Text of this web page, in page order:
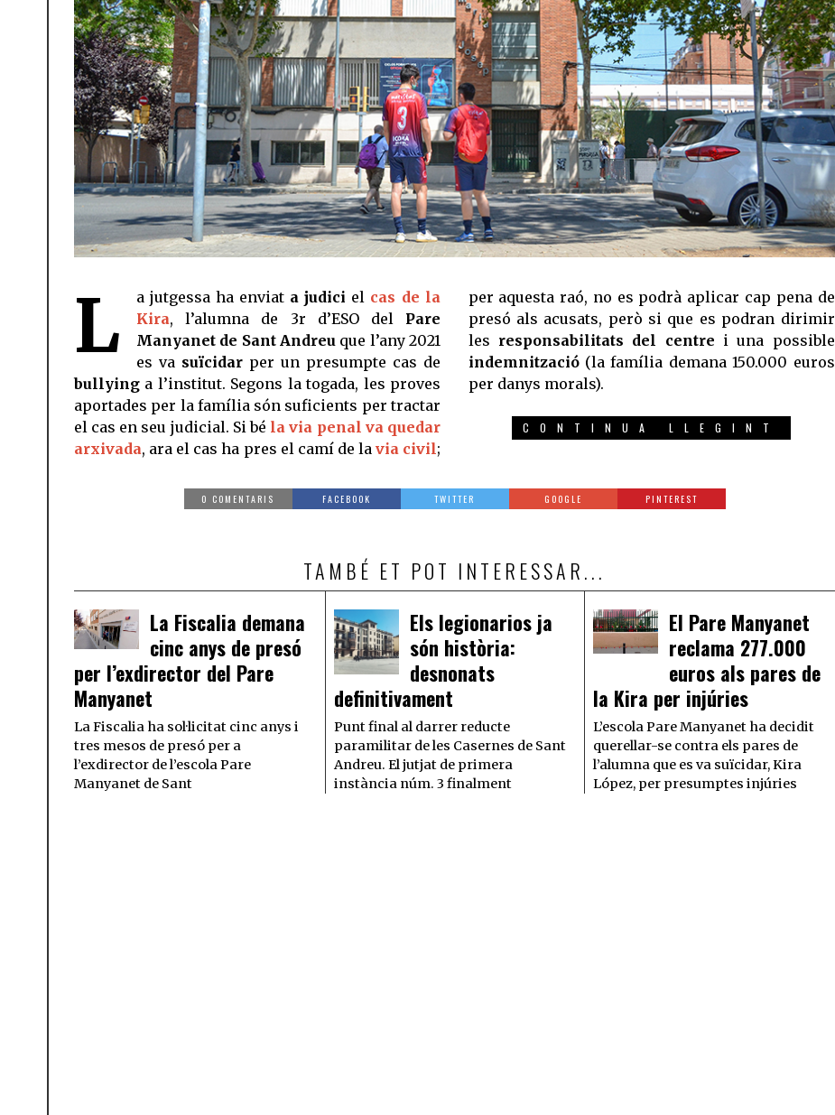
L a jutgessa ha enviat a judici el cas de la
Kira, l’alumna de 3r d’ESO del Pare
Manyanet de Sant Andreu que l’any 2021
es va suïcidar per un presumpte cas de
bullying a l’institut. Segons la togada, les proves
aportades per la família són suficients per tractar
el cas en seu judicial. Si bé la via penal va quedar
arxivada, ara el cas ha pres el camí de la via civil;
per aquesta raó, no es podrà aplicar cap pena de
presó als acusats, però si que es podran dirimir
les responsabilitats del centre i una possible
indemnització(la família demana 150.000 euros
per danys morals).
CONTINUA LLEGINT
0 COMENTARIS FACEBOOK TWITTER GOOGLE PINTEREST
TAMBÉ ET POT INTERESSAR...
La Fiscalia demana
cinc anys de presó
per l’exdirector del Pare
Manyanet
La Fiscalia ha sol·licitat cinc anys i
tres mesos de presó per a
l’exdirector de l’escola Pare
Manyanet de Sant
Els legionarios ja
són història:
desnonats
definitivament
Punt final al darrer reducte
paramilitar de les Casernes de Sant
Andreu. El jutjat de primera
instància núm. 3 finalment
El Pare Manyanet
reclama 277.000
euros als pares de
la Kira per injúries
L’escola Pare Manyanet ha decidit
querellar-se contra els pares de
l’alumna que es va suïcidar, Kira
López, per presumptes injúries